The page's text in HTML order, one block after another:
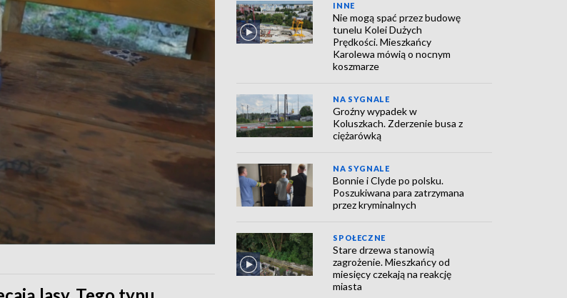
INNE
Nie mogą spać przez budowę
tunelu Kolei Dużych
Prędkości. Mieszkańcy
Karolewa mówią o nocnym
koszmarze
NA SYGNALE
Groźny wypadek w
Koluszkach. Zderzenie busa z
ciężarówką
NA SYGNALE
Bonnie i Clyde po polsku.
Poszukiwana para zatrzymana
przez kryminalnych
SPOŁECZNE
Stare drzewa stanowią
zagrożenie. Mieszkańcy od
miesięcy czekają na reakcję
miasta